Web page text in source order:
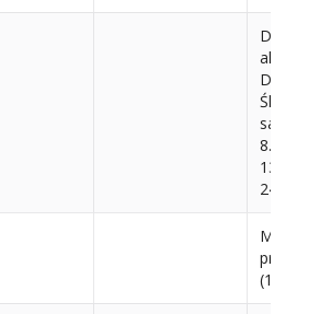
D.
sala
8.11.,
13.12,
24.02,
prof. E.
(15h)